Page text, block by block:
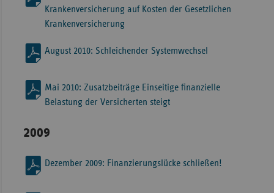
Krankenversicherung auf Kosten der Gesetzlichen
Krankenversicherung
August 2010: Schleichender Systemwechsel
Mai 2010: Zusatzbeiträge Einseitige finanzielle
Belastung der Versicherten steigt
2009
Dezember 2009: Finanzierungslücke schließen!